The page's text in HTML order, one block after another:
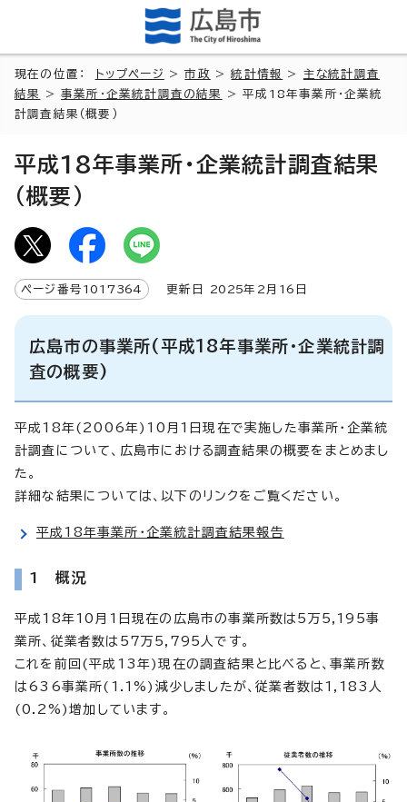
現在の位置： トップページ >市政 >統計情報 > 主な統計調査
結果
>事業所・企業統計調査の結果
> 平成18年事業所・企業統
計調査結果（概要）
平成18年事業所・企業統計調査結果
（概要）
ページ番号 1017364 更新日 2025年2月 16 日
広島市の事業所(平成18年事業所・企業統計調
査の概要)
平成18年(2006年)10月1日現在で実施した事業所・企業統
計調査について、広島市における調査結果の概要をまとめまし
た。
詳細な結果については、以下のリンクをご覧ください。
平成18年事業所・企業統計調査結果報告
1 概況
平成18年10月1日現在の広島市の事業所数は5万5,195事
業所、従業者数は57万5,795人です。
これを前回(平成13年)現在の調査結果と比べると、事業所数
は636事業所(1.1%)減少しましたが、従業者数は1,183人
(0.2%)増加しています。